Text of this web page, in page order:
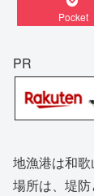
Pocket
PR
地漁港は和
場所は、堤防